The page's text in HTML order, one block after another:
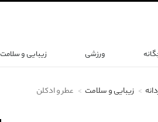
ورزشی زیبایی و سلامت
زیبایی و سلامت عطر و ادکلن